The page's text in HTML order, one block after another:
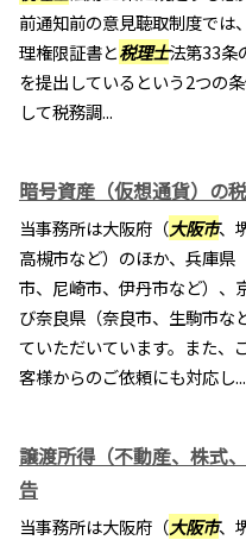
前通知前の意見聴取制度では、
理権限証書と税理士法第33条
を提出しているという2つの
して税務調...
暗号資産（仮想通貨）の
当事務所は大阪府（大阪市、
高槻市など）のほか、兵庫県
市、尼崎市、伊丹市など）、
び奈良県（奈良市、生駒市な
ていただいています。また、
客様からのご依頼にも対応し...
譲渡所得（不動産、株式
告
当事務所は大阪府（大阪市、